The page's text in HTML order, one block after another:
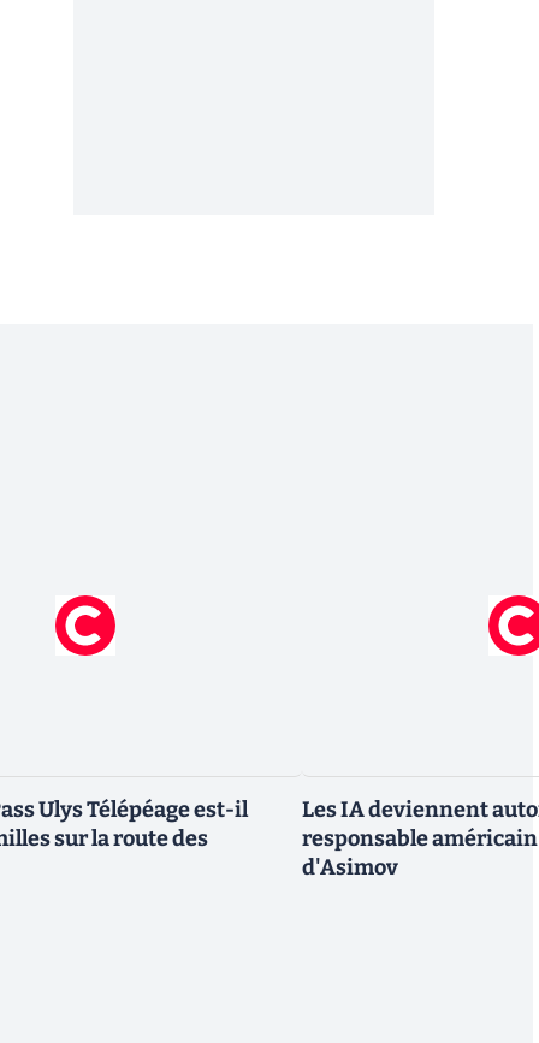
Ulys Télépéage est-il
sur la route des
Les IA deviennent
responsable
d'Asimov